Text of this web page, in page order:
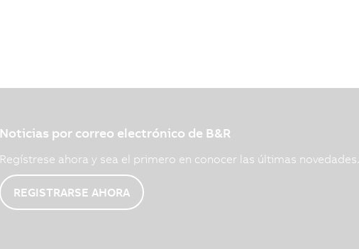
Noticias por correo electrónico de B&R
Regístrese ahora y sea el primero en conocer las últimas novedades.
REGISTRARSE AHORA